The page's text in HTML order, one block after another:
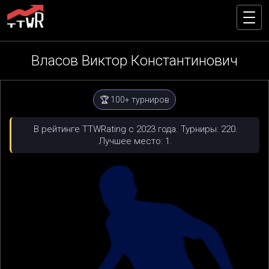
Власов Виктор Константинович
🏆 100+ турниров
В рейтинге TTWRating с 2023 года. Турниры: 220.
Лучшее место: 1.